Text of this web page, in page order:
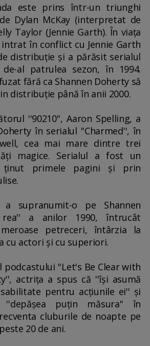
este prins într-un triunghi
Dylan McKay (interpretat de
Taylor (Jennie Garth). În viaţa
în conflict cu Jennie Garth
distribuţie şi a părăsit serialul
al patrulea sezon, în 1994.
fără ca Shannen Doherty să
distribuţie până în anii 2000.
''90210'', Aaron Spelling, a
în serialul ''Charmed'', în
cea mai mare dintre trei
magice. Serialul a fost un
ţinut primele pagini şi prin
a supranumit-o pe Shannen
a anilor 1990, întrucât
petreceri, întârzia la
cu actori şi cu superiori.
podcastului ''Let's Be Clear with
actriţa a spus că ''îşi asumă
pentru acţiunile ei'' şi
''depăşea puţin măsura'' în
cluburile de noapte pe
20 de ani.